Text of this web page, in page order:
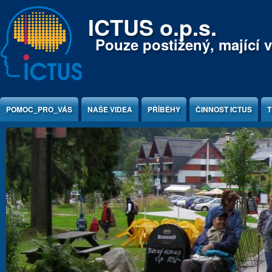
Jump to Content ICTUS o.p.s.
Pouze postižený, mající
POMOC_PRO_VÁS NAŠE VIDEA PŘÍBĚHY ČINNOST ICTUS